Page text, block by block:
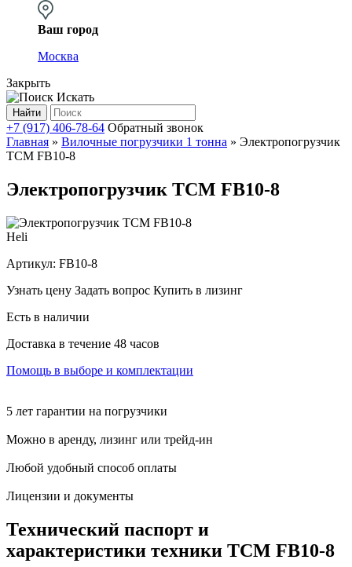
Ваш город
Москва
Закрыть
Искать
Найти
+7 (917) 406-78-64 Обратный звонок
Главная » Вилочные погрузчики 1 тонна » Электропогрузчик
TCM FB10-8
Электропогрузчик TCM FB10-8
Heli
Артикул: FB10-8
Узнать цену Задать вопрос Купить в лизинг
Есть в наличии
Доставка в течение 48 часов
Помощь в выборе и комплектации
5 лет гарантии на погрузчики
Можно в аренду, лизинг или трейд-ин
Любой удобный способ оплаты
Лицензии и документы
Технический паспорт и
характеристики техники TCM FB10-8